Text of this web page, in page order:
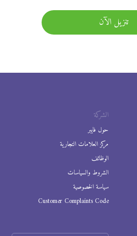
تنزيل الآن
الشركة
حول فايبر
مركز العلامات التجارية
الوظائف
الشروط والسياسات
سياسة الخصوصية
Customer Complaints Code